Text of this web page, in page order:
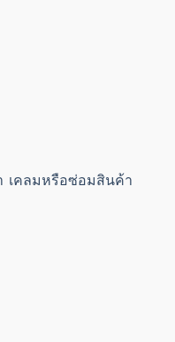
เคลมหรือซ่อมสินค้า